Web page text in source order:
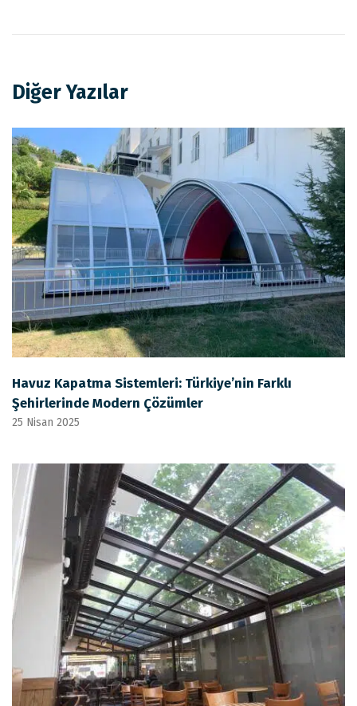
Diğer Yazılar
Havuz Kapatma Sistemleri: Türkiye’nin Farklı
Şehirlerinde Modern Çözümler
25 Nisan 2025